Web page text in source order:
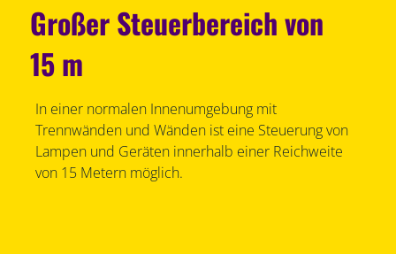
Großer Steuerbereich von
15 m
In einer normalen Innenumgebung mit
Trennwänden und Wänden ist eine Steuerung von
Lampen und Geräten innerhalb einer Reichweite
von 15 Metern möglich.